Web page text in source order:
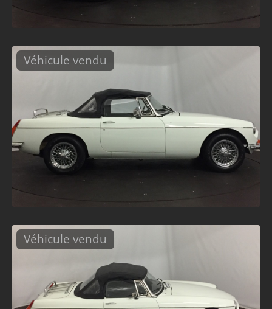
Véhicule vendu
Véhicule vendu